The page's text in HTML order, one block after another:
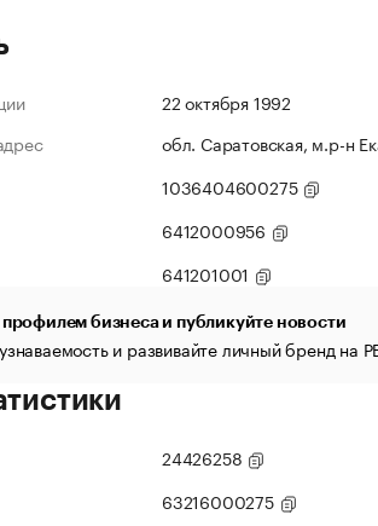
22 октября 1992
обл. Саратовская, м.р-н
1036404600275
6412000956
641201001
профилем бизнеса и публикуйте новости
и развивайте личный бренд на
24426258
63216000275